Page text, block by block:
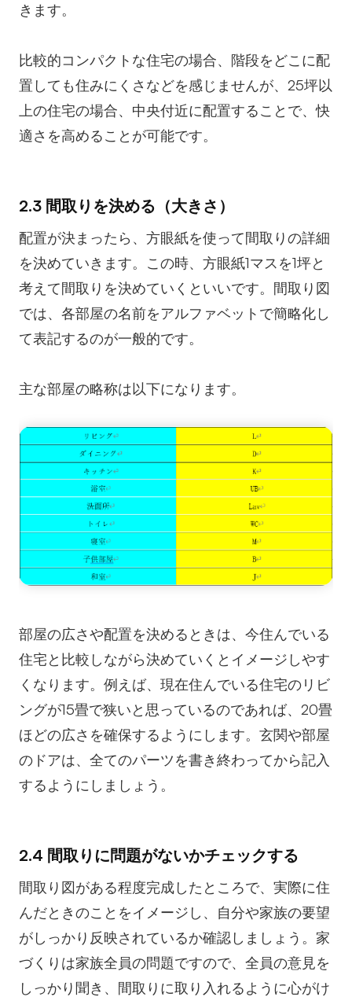
きます。
比較的コンパクトな住宅の場合、階段をどこに配
置しても住みにくさなどを感じませんが、25坪以
上の住宅の場合、中央付近に配置することで、快
適さを高めることが可能です。
2.3 間取りを決める（大きさ）
配置が決まったら、方眼紙を使って間取りの詳細
を決めていきます。この時、方眼紙1マスを1坪と
考えて間取りを決めていくといいです。間取り図
では、各部屋の名前をアルファベットで簡略化し
て表記するのが一般的です。
主な部屋の略称は以下になります。
部屋の広さや配置を決めるときは、今住んでいる
住宅と比較しながら決めていくとイメージしやす
くなります。例えば、現在住んでいる住宅のリビ
ングが15畳で狭いと思っているのであれば、20畳
ほどの広さを確保するようにします。玄関や部屋
のドアは、全てのパーツを書き終わってから記入
するようにしましょう。
2.4 間取りに問題がないかチェックする
間取り図がある程度完成したところで、実際に住
んだときのことをイメージし、自分や家族の要望
がしっかり反映されているか確認しましょう。家
づくりは家族全員の問題ですので、全員の意見を
しっかり聞き、間取りに取り入れるように心がけ